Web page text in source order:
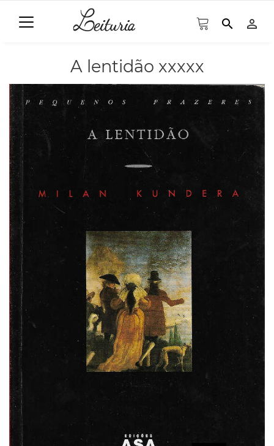
search person_outline
A lentidão xxxxx